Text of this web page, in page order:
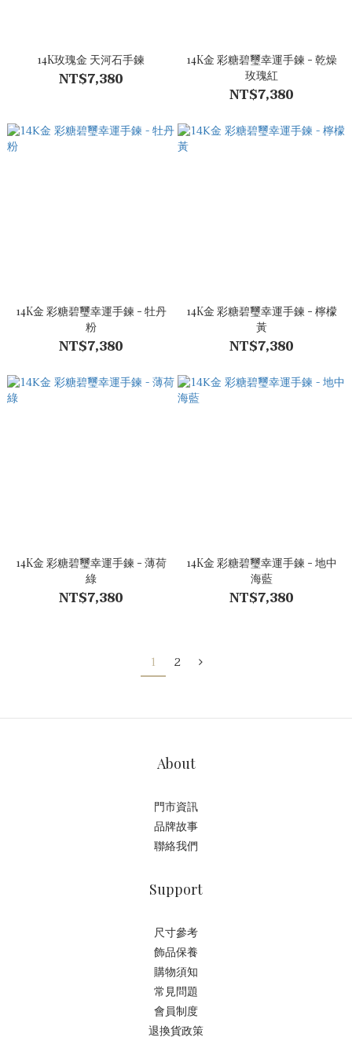
14K玫瑰金 天河石手鍊
NT$7,380
14K金 彩糖碧璽幸運手鍊 - 乾燥
玫瑰紅
NT$7,380
14K金 彩糖碧璽幸運手鍊 - 牡丹
粉
NT$7,380
14K金 彩糖碧璽幸運手鍊 - 檸檬
黃
NT$7,380
14K金 彩糖碧璽幸運手鍊 - 薄荷
綠
NT$7,380
14K金 彩糖碧璽幸運手鍊 - 地中
海藍
NT$7,380
1 2
About
門市資訊
品牌故事
聯絡我們
Support
尺寸參考
飾品保養
購物須知
常見問題
會員制度
退換貨政策